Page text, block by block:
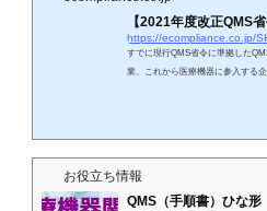
【2021年度改正QMS
https://ecompliance.co.jp/
すでに現行QMS省令に準拠した
業、これから医療機器に参入する
お役立ち情報
QMS（手順書）ひな